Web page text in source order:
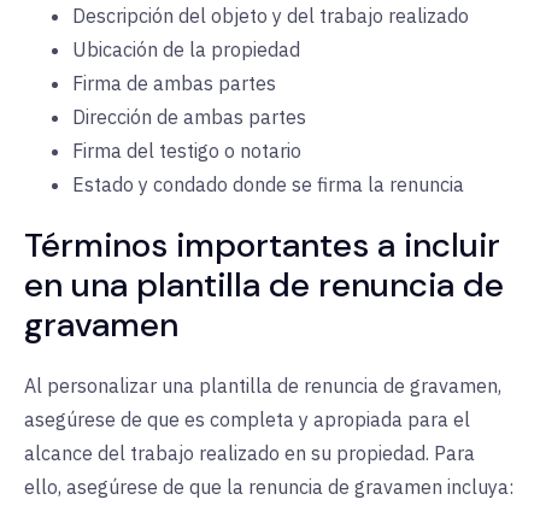
Descripción del objeto y del trabajo realizado
Ubicación de la propiedad
Firma de ambas partes
Dirección de ambas partes
Firma del testigo o notario
Estado y condado donde se firma la renuncia
Términos importantes a incluir
en una plantilla de renuncia de
gravamen
Al personalizar una plantilla de renuncia de gravamen,
asegúrese de que es completa y apropiada para el
alcance del trabajo realizado en su propiedad. Para
ello, asegúrese de que la renuncia de gravamen incluya: